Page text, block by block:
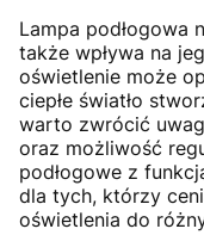
Lampa podłogowa
także wpływa na
oświetlenie może
ciepłe światło
warto zwrócić
oraz możliwość
podłogowe z
dla tych, którzy
oświetlenia do